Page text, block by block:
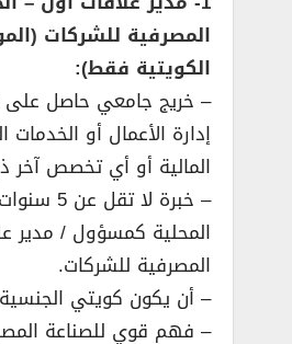
المصرفية للشركات
الكويتية فقط):
– خريج جامعي حاصل
إدارة الأعمال أو الخدمات
المالية أو أي تخصص
– خبرة لا
المحلية كمسؤول / مدير
المصرفية للشركات.
– أن يكون كويتي
– فهم قوي للصناعة